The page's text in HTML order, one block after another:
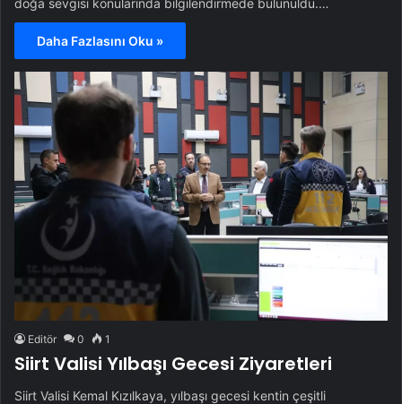
doğa sevgisi konularında bilgilendirmede bulunuldu.…
Daha Fazlasını Oku »
Editör 0 1
Siirt Valisi Yılbaşı Gecesi Ziyaretleri
Siirt Valisi Kemal Kızılkaya, yılbaşı gecesi kentin çeşitli